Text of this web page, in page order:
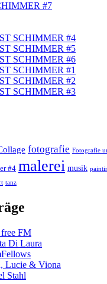
#7
SCHIMMER #4
SCHIMMER #5
SCHIMMER #6
SCHIMMER #1
SCHIMMER #2
SCHIMMER #3
fotografie Fotografie
#4 malerei musik
tanz
FM
Di Laura
Lucie & Viona
Stahl